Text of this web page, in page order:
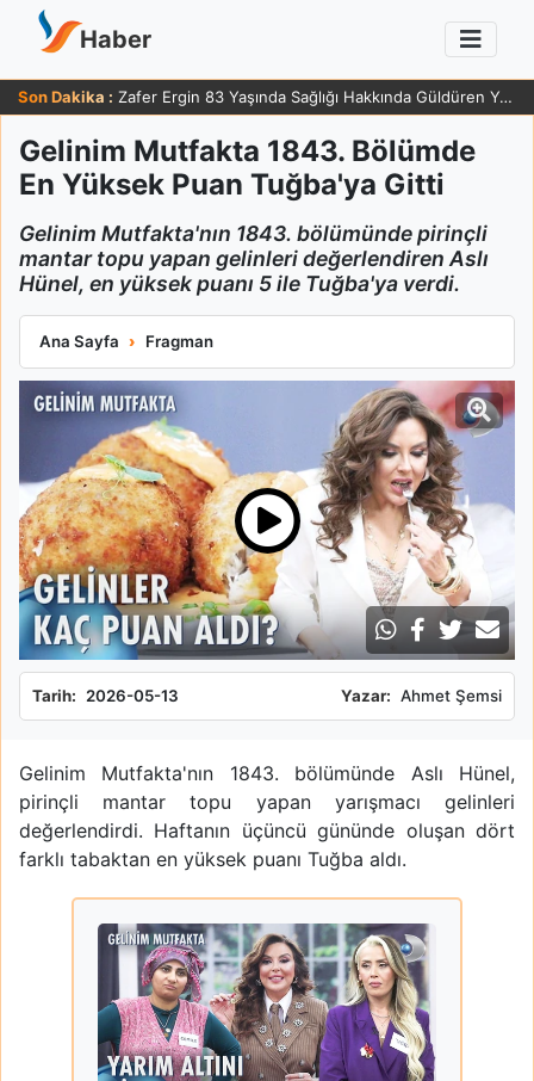
Haber
Son Dakika : Zafer Ergin 83 Yaşında Sağlığı Hakkında Güldüren Yanıt Verdi
Gelinim Mutfakta 1843. Bölümde
En Yüksek Puan Tuğba'ya Gitti
Gelinim Mutfakta'nın 1843. bölümünde pirinçli
mantar topu yapan gelinleri değerlendiren Aslı
Hünel, en yüksek puanı 5 ile Tuğba'ya verdi.
Ana Sayfa Fragman
Gelinim Mutfakta 1843. Bölümde En Yüksek Puan Tuğba'ya
Tarih: 2026-05-13 Yazar: Ahmet Şemsi
Gelinim Mutfakta'nın 1843. bölümünde Aslı Hünel,
pirinçli mantar topu yapan yarışmacı gelinleri
değerlendirdi. Haftanın üçüncü gününde oluşan dört
farklı tabaktan en yüksek puanı Tuğba aldı.